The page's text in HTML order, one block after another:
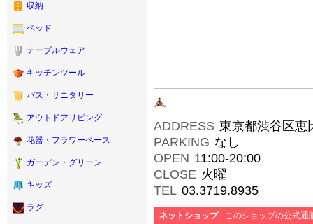
収納
ベッド
テーブルウェア
キッチンツール
バス・サニタリー
アウトドアリビング
花器・フラワーベース
ガーデン・グリーン
キッズ
ラグ
ADDRESS 東京都渋谷区恵
PARKING なし
OPEN 11:00-20:00
CLOSE 火曜
TEL 03.3719.8935
ネットショップ このショップの公式通